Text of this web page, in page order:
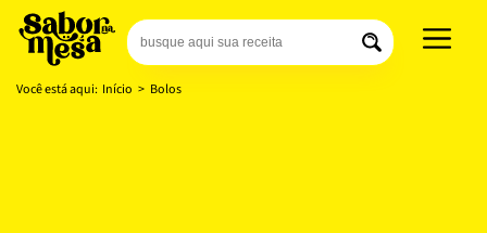
Você está aqui: Início > Bolos